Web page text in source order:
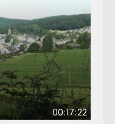
00:17:22